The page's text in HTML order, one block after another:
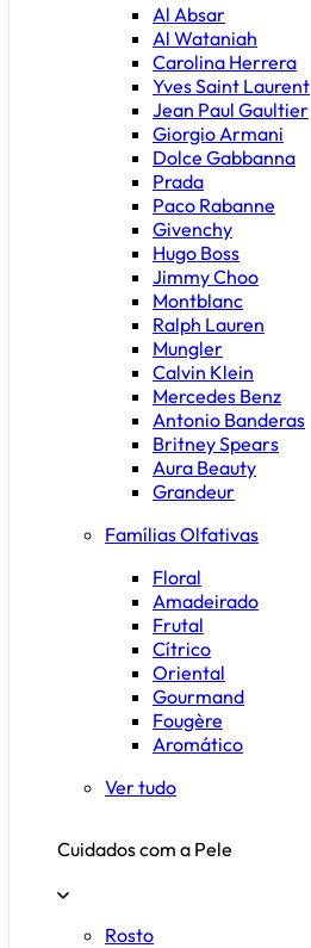
Al Absar
Al Wataniah
Carolina Herrera
Yves Saint Laurent
Jean Paul Gaultier
Giorgio Armani
Dolce Gabbanna
Prada
Paco Rabanne
Givenchy
Hugo Boss
Jimmy Choo
Montblanc
Ralph Lauren
Mungler
Calvin Klein
Mercedes Benz
Antonio Banderas
Britney Spears
Aura Beauty
Grandeur
Famílias Olfativas
Floral
Amadeirado
Frutal
Cítrico
Oriental
Gourmand
Fougère
Aromático
Ver tudo
Cuidados com a Pele
Rosto